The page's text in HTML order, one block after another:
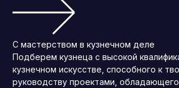
С мастерством в кузнечном деле
Подберем кузнеца с высокой
кузнечном искусстве, способного к
руководству проектами,